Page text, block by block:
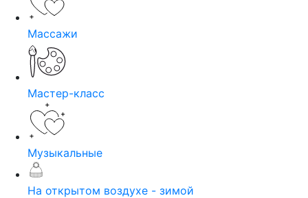
Массажи
Мастер-класс
Музыкальные
На открытом воздухе - зимой